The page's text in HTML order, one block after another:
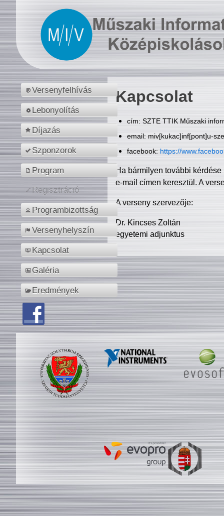
Versenyfelhívás
Lebonyolítás
Díjazás
Szponzorok
Program
Regisztráció
Programbizottság
Versenyhelyszín
Kapcsolat
Galéria
Eredmények
Kapcsolat
cím: SZTE TTIK Műszaki
email: miv[kukac]inf[pont]u-
facebook: https://
Ha bármilyen további
e-mail címen keresztül. A
A verseny szervezője:
Dr. Kincses Zoltán
egyetemi adjunktus